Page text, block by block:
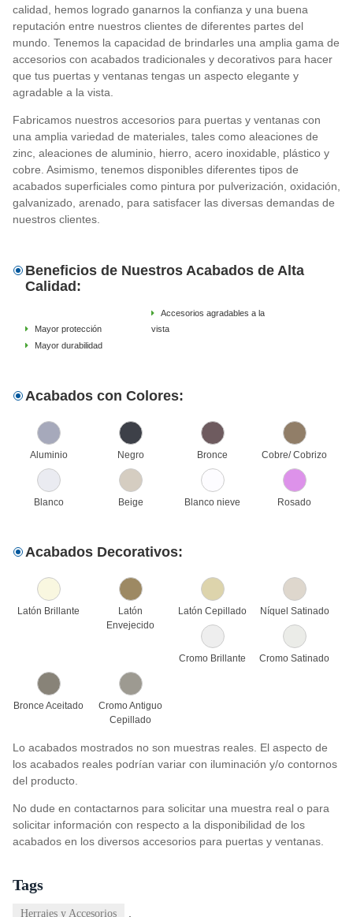
calidad, hemos logrado ganarnos la confianza y una buena
reputación entre nuestros clientes de diferentes partes del
mundo. Tenemos la capacidad de brindarles una amplia gama de
accesorios con acabados tradicionales y decorativos para hacer
que tus puertas y ventanas tengas un aspecto elegante y
agradable a la vista.
Fabricamos nuestros accesorios para puertas y ventanas con
una amplia variedad de materiales, tales como aleaciones de
zinc, aleaciones de aluminio, hierro, acero inoxidable, plástico y
cobre. Asimismo, tenemos disponibles diferentes tipos de
acabados superficiales como pintura por pulverización, oxidación,
galvanizado, arenado, para satisfacer las diversas demandas de
nuestros clientes.
Beneficios de Nuestros Acabados de Alta
Calidad:
Mayor protección
Accesorios agradables a la
vista
Mayor durabilidad
Acabados con Colores:
Aluminio Negro Bronce Cobre/ Cobrizo
Blanco Beige Blanco nieve Rosado
Acabados Decorativos:
Latón Brillante
Latón
Envejecido
Latón Cepillado Níquel Satinado
Cromo Brillante Cromo Satinado
Bronce Aceitado
Cromo Antiguo
Cepillado
Lo acabados mostrados no son muestras reales. El aspecto de
los acabados reales podrían variar con iluminación y/o contornos
del producto.
No dude en contactarnos para solicitar una muestra real o para
solicitar información con respecto a la disponibilidad de los
acabados en los diversos accesorios para puertas y ventanas.
Tags
Herrajes y Accesorios